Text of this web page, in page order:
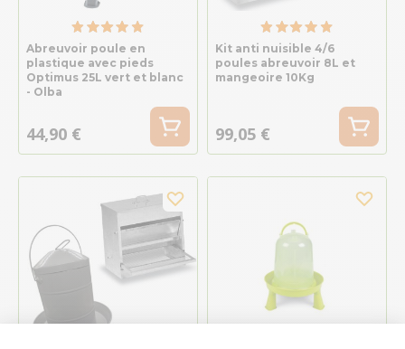
Abreuvoir poule en
plastique avec pieds
Optimus 25L vert et blanc
- Olba
44,90 €
Kit anti nuisible 4/6
poules abreuvoir 8L et
mangeoire 10Kg
99,05 €